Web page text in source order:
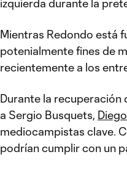
izquierda durante la
Mientras Redondo está
potenialmente fines de
recientemente a los
Durante la recuperación
a Sergio Busquets,
mediocampistas clave.
podrían cumplir con un